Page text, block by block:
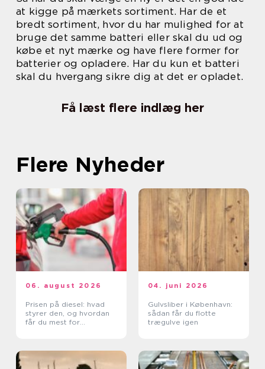
at kigge på mærkets sortiment. Har de et
bredt sortiment, hvor du har mulighed for at
bruge det samme batteri eller skal du ud og
købe et nyt mærke og have flere former for
batterier og opladere. Har du kun et batteri
skal du hvergang sikre dig at det er opladet.
Få læst flere indlæg her
Flere Nyheder
06. august 2026
Prisen på diesel: hvad
styrer den, og hvordan
får du mest for
04. juni 2026
Gulvsliber i København:
sådan får du flotte
trægulve igen